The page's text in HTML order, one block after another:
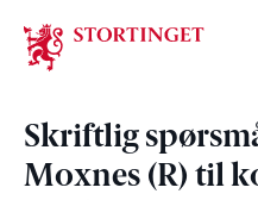
Stortinget.no
Skriftlig
Moxnes (R) til